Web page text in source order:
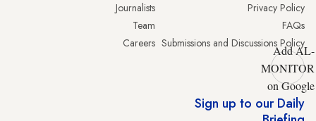
Privacy Policy
FAQs
Submissions and Discussions Policy
Journalists
Team
Careers
Add AL-
MONITOR
on Google
Sign up to our Daily